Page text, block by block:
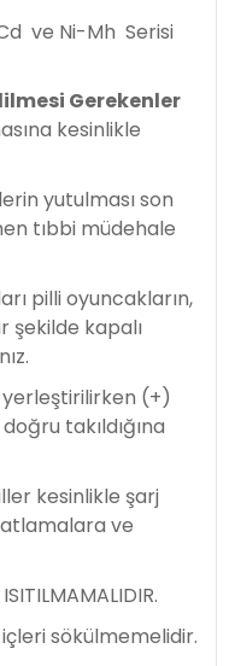
ve Ni-Mh Serisi
Gerekenler
kesinlikle
yutulması son
tıbbi müdehale
pilli oyuncakların,
şekilde kapalı
(+)
takıldığına
kesinlikle şarj
ve
sökülmemelidir.